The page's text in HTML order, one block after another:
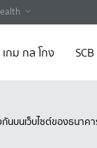
เกม กล โกง
นบนเว็บไซต์ของธนา